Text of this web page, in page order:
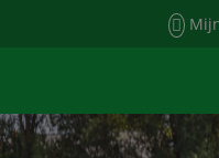
MENUMENU